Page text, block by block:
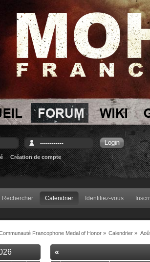
Création de compte
Rechercher Calendrier Identifiez-vous
Francophone Medal of Honor» Calendrier »
«